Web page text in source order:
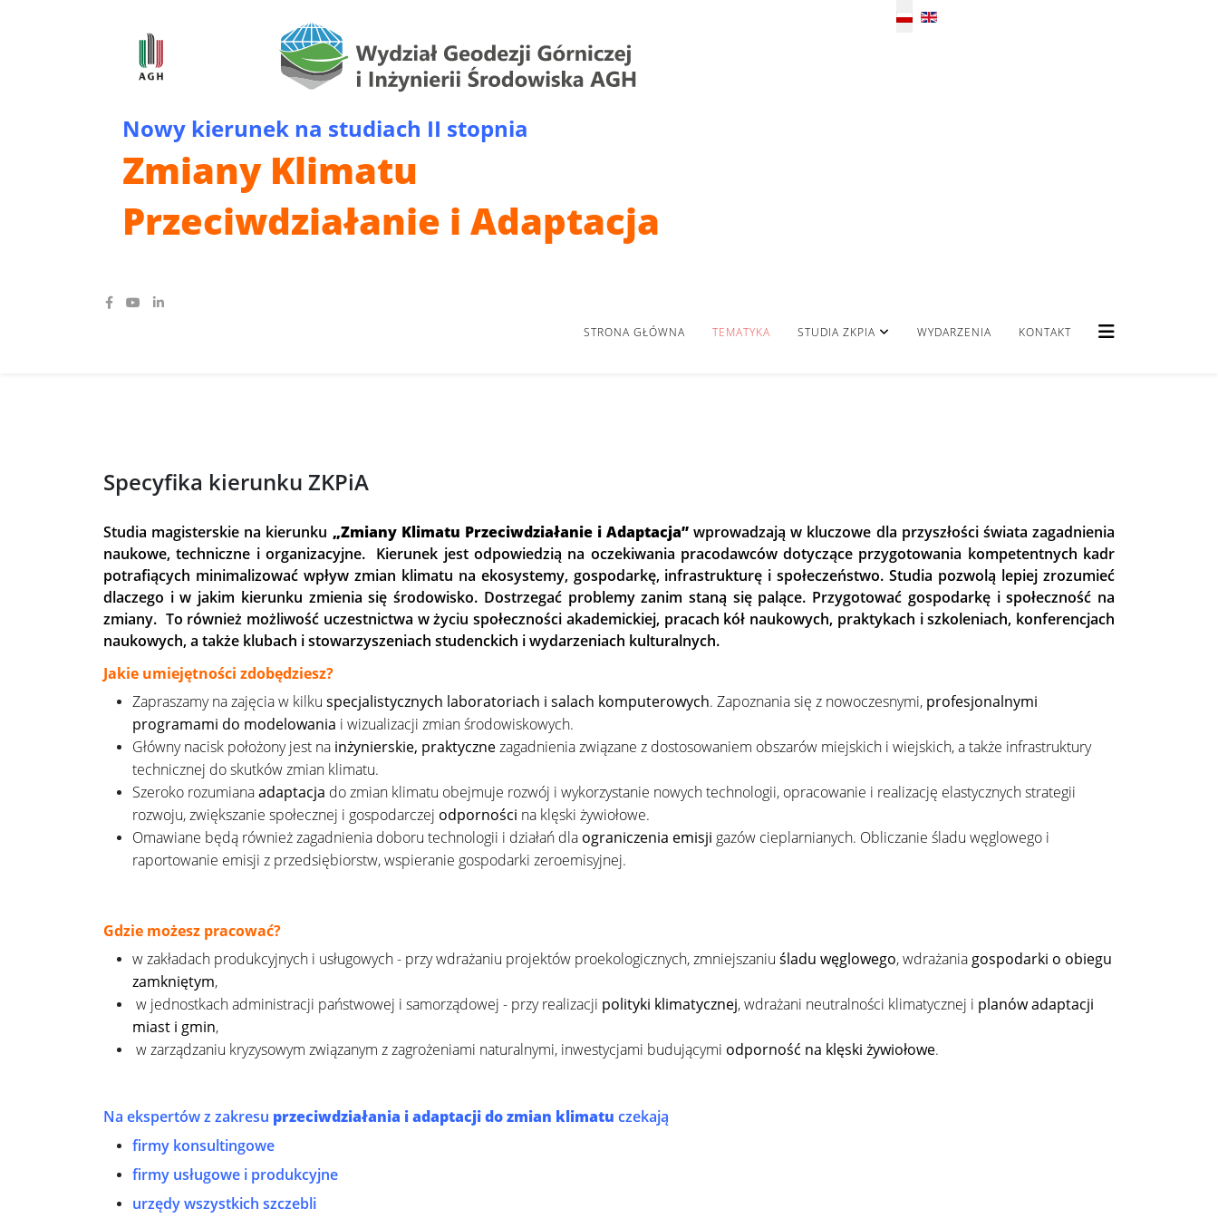
Nowy kierunek na studiach II stopnia
Zmiany Klimatu
Przeciwdziałanie i Adaptacja
Wybierz swój język
STRONA GŁÓWNA TEMATYKA STUDIA ZKPIA WYDARZENIA KONTAKT
Specyfika kierunku ZKPiA
Studia magisterskie na kierunku „Zmiany Klimatu Przeciwdziałanie i Adaptacja” wprowadzają w kluczowe dla przyszłości świata zagadnienia
naukowe, techniczne i organizacyjne. Kierunek jest odpowiedzią na oczekiwania pracodawców dotyczące przygotowania kompetentnych kadr
potrafiących minimalizować wpływ zmian klimatu na ekosystemy, gospodarkę, infrastrukturę i społeczeństwo.Studia pozwolą lepiej zrozumieć
dlaczego i w jakim kierunku zmienia się środowisko. Dostrzegać problemy zanim staną się palące. Przygotować gospodarkę i społeczność na
zmiany. To również możliwość uczestnictwa w życiu społeczności akademickiej, pracach kół naukowych, praktykach i szkoleniach, konferencjach
naukowych, a także klubach i stowarzyszeniach studenckich i wydarzeniach kulturalnych.
Jakie umiejętności zdobędziesz?
Zapraszamy na zajęcia w kilku specjalistycznych laboratoriach i salach komputerowych. Zapoznania się z nowoczesnymi, profesjonalnymi
programami do modelowania i wizualizacji zmian środowiskowych.
Główny nacisk położony jest na inżynierskie, praktycznezagadnienia związane z dostosowaniem obszarów miejskich i wiejskich, a także infrastruktury
technicznej do skutków zmian klimatu.
Szeroko rozumianaadaptacja do zmian klimatu obejmuje rozwój i wykorzystanie nowych technologii, opracowanie i realizację elastycznych strategii
rozwoju, zwiększanie społecznej i gospodarczej odporności na klęski żywiołowe.
Omawiane będą również zagadnienia doboru technologii i działań dla ograniczenia emisji gazów cieplarnianych. Obliczanie śladu węglowego i
raportowanie emisji z przedsiębiorstw, wspieranie gospodarki zeroemisyjnej.
Gdzie możesz pracować?
w zakładach produkcyjnych i usługowych - przy wdrażaniu projektów proekologicznych, zmniejszaniu śladu węglowego, wdrażania gospodarki o obiegu
zamkniętym,
w jednostkach administracji państwowej i samorządowej - przy realizacji polityki klimatycznej, wdrażani neutralności klimatycznej i planów adaptacji
miast i gmin,
w zarządzaniu kryzysowym związanym z zagrożeniami naturalnymi, inwestycjami budującymi odporność na klęski żywiołowe.
Na ekspertów z zakresu przeciwdziałania i adaptacji do zmian klimatu czekają
firmy konsultingowe
firmy usługowe i produkcyjne
urzędy wszystkich szczebli